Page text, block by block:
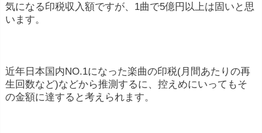
気になる印税収入額ですが、1曲で5億円以上は固いと思
います。
近年日本国内NO.1になった楽曲の印税(月間あたりの再
生回数など)などから推測するに、控えめにいってもそ
の金額に達すると考えられます。